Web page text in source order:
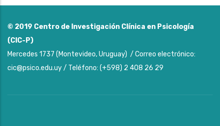
© 2019 Centro de Investigación Clínica en Psicología
(CIC-P)
Mercedes 1737 (Montevideo, Uruguay) / Correo electrónico:
cic@psico.edu.uy / Teléfono: (+598) 2 408 26 29